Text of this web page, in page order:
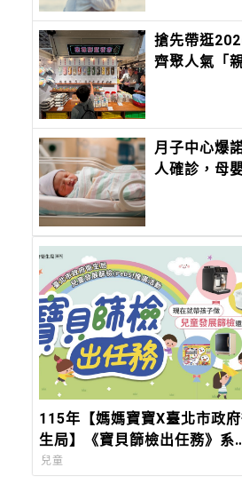
搶先帶逛
齊聚人氣「
月子中心爆
人確診，母
115年【媽媽寶寶X臺北市政
生局】《寶貝篩檢出任務》系
活動
兒童